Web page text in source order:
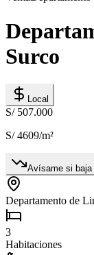
Surco
Local
S/ 507.000
S/ 4609/m²
Avísame si baja
Departamento de
3
Habitaciones